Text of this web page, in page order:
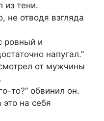
из тени.
не отводя взгляда
ровный и
напугал.”
от мужчины
то?” обвинил он.
это на себя